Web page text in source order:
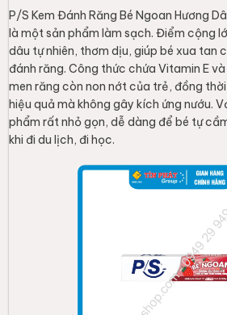
P/S Kem Đánh Răng Bé Ngoan Hương
là một sản phẩm làm sạch. Điểm cộng
dâu tự nhiên, thơm dịu, giúp bé xua tan
đánh răng. Công thức chứa Vitamin E
men răng còn non nớt của trẻ, đồng
hiệu quả mà không gây kích ứng nướu.
phẩm rất nhỏ gọn, dễ dàng để bé tự
khi đi du lịch, đi học.